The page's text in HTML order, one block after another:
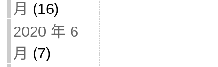
月 (16)
2020 年 6
月 (7)